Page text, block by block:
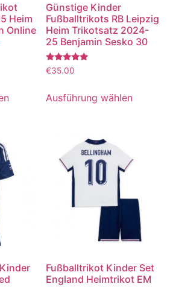
Heim
Online
Günstige Kinder
Fußballtrikots RB Leipzig
Heim Trikotsatz 2024-
25 Benjamin Sesko 30
Bewertet
mit
von 5
€35.00
Ausführung wählen
Fußballtrikot Kinder Set
England Heimtrikot EM